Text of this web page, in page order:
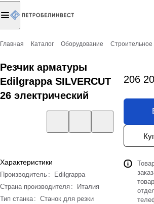
Главная Каталог Оборудование Строительное
Резчик арматуры
Edilgrappa SILVERCUT
26 электрический
Характеристики
Производитель :
Edilgrappa
Страна производителя :
Италия
Тип станка : Станок для резки
206